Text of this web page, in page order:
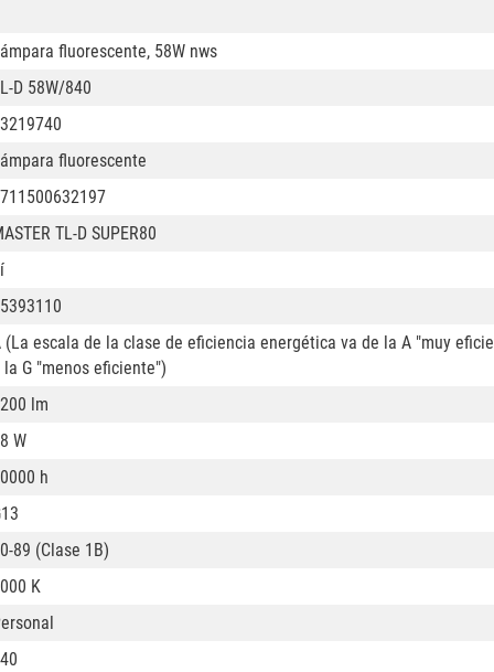
fluorescente, 58W nws
D 58W/840
fluorescente
TL-D SUPER80
(La escala de la clase de eficiencia energética va de la A "muy
la G "menos eficiente")
lm
W
h
89 (Clase 1B)
K